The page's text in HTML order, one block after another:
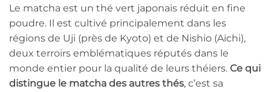
Le matcha est un thé vert japonais réduit en fine
poudre. Il est cultivé principalement dans les
régions de Uji (près de Kyoto) et de Nishio (Aichi),
deux terroirs emblématiques réputés dans le
monde entier pour la qualité de leurs théiers. Ce qui
distingue le matcha des autres thés, c’est sa